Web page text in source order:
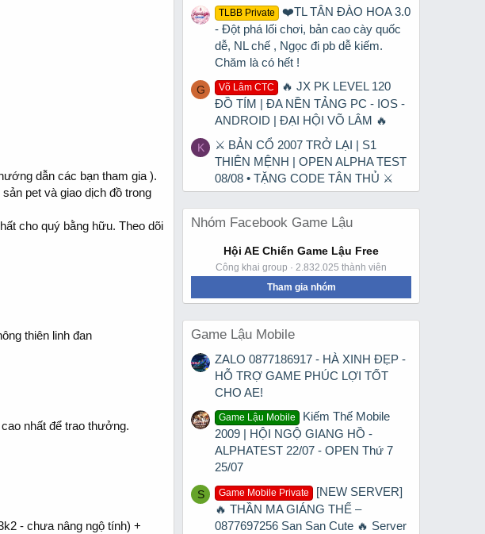
dẫn các bạn tham gia ).
pet và giao dịch đồ trong
cho quý bằng hữu. Theo dõi
thiên linh đan
nhất để trao thưởng.
- chưa nâng ngộ tính) +
TLBB Private
❤️TL TÂN ĐÀO HOA 3.0
- Đột phá lối chơi, bản cao cày quốc
dễ, NL chế , Ngọc đi pb dễ kiếm.
Chăm là có hết !
G Võ Lâm CTC
🔥 JX PK LEVEL 120
ĐỒ TÍM | ĐA NỀN TẢNG PC - IOS -
ANDROID | ĐẠI HỘI VÕ LÂM 🔥
K
⚔ BẢN CỔ 2007 TRỞ LẠI | S1
THIÊN MỆNH | OPEN ALPHA TEST
08/08 • TẶNG CODE TÂN THỦ ⚔
Nhóm Facebook Game Lậu
Hội AE Chiến Game Lậu Free
Công khai group · 2.832.025 thành viên
Tham gia nhóm
Game Lậu Mobile
ZALO 0877186917 - HÀ XINH ĐẸP -
HỖ TRỢ GAME PHÚC LỢI TỐT
CHO AE!
Game Lậu Mobile
Kiếm Thế Mobile
2009 | HỘI NGỘ GIANG HỒ -
ALPHATEST 22/07 - OPEN Thứ 7
25/07
S Game Mobile Private
[NEW SERVER]
🔥 THẦN MA GIÁNG THẾ –
0877697256 San San Cute 🔥 Server